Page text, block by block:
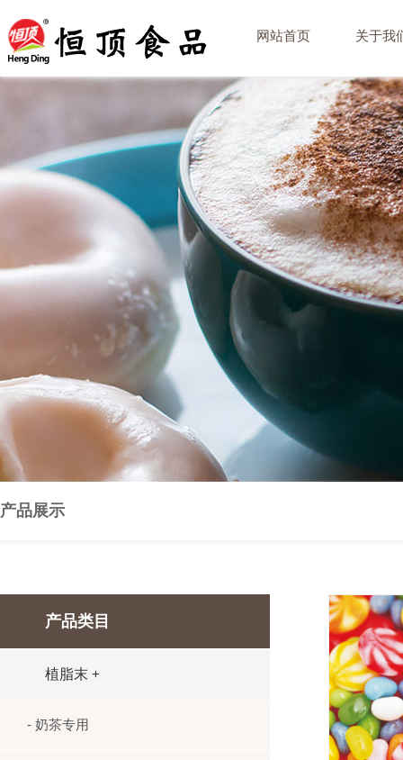
网站首页 关于我
产品展示
产品类目
植脂末 +
- 奶茶专用